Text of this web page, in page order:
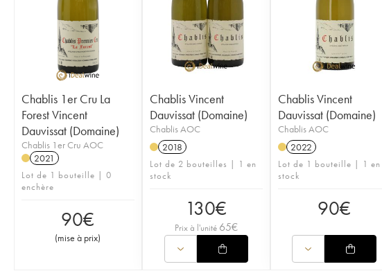
Chablis 1er Cru La
Forest Vincent
Dauvissat (Domaine)
Chablis 1er Cru AOC
2021
Lot de 1 bouteille | 0
enchère
90€
(mise à prix)
Chablis Vincent
Dauvissat (Domaine)
Chablis AOC
2018
Lot de 2 bouteilles | 1 en
stock
130€
Prix à l'unité 65€
Chablis Vincent
Dauvissat (Domaine)
Chablis AOC
2022
Lot de 1 bouteille | 1 en
stock
90€